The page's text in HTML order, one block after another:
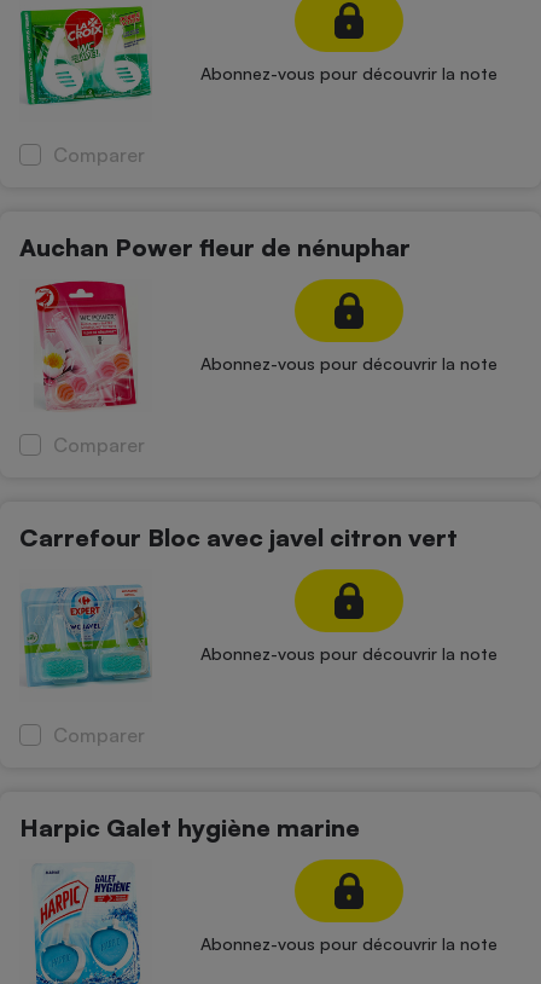
Abonnez-vous pour découvrir la note
Comparer
Auchan Power fleur de nénuphar
Abonnez-vous pour découvrir la note
Comparer
Carrefour Bloc avec javel citron vert
Abonnez-vous pour découvrir la note
Comparer
Harpic Galet hygiène marine
Abonnez-vous pour découvrir la note